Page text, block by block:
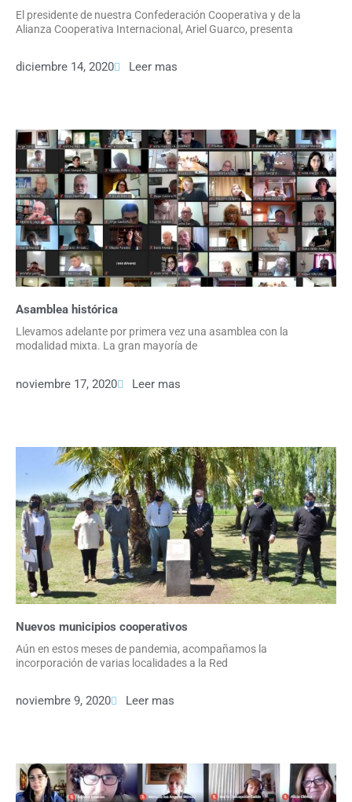
El presidente de nuestra Confederación Cooperativa y de la
Alianza Cooperativa Internacional, Ariel Guarco, presenta
diciembre 14, 2020 Leer mas
Asamblea histórica
Llevamos adelante por primera vez una asamblea con la
modalidad mixta. La gran mayoría de
noviembre 17, 2020 Leer mas
Nuevos municipios cooperativos
Aún en estos meses de pandemia, acompañamos la
incorporación de varias localidades a la Red
noviembre 9, 2020 Leer mas